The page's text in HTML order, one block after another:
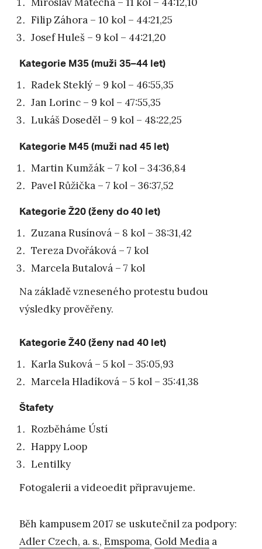
Filip Záhora – 10 kol – 44:21,25
Josef Huleš – 9 kol – 44:21,20
Kategorie M35 (muži 35–44 let)
Radek Steklý – 9 kol – 46:55,35
Jan Lorinc – 9 kol – 47:55,35
Lukáš Doseděl – 9 kol – 48:22,25
Kategorie M45 (muži nad 45 let)
Martin Kumžák – 7 kol – 34:36,84
Pavel Růžička – 7 kol – 36:37,52
Kategorie Ž20 (ženy do 40 let)
Zuzana Rusínová – 8 kol – 38:31,42
Tereza Dvořáková – 7 kol
Marcela Butalová – 7 kol
Na základě vzneseného protestu budou
výsledky prověřeny.
Kategorie Ž40 (ženy nad 40 let)
Karla Suková – 5 kol – 35:05,93
Marcela Hladíková – 5 kol – 35:41,38
Štafety
Rozběháme Ústí
Happy Loop
Lentilky
Fotogalerii a videoedit připravujeme.
Běh kampusem 2017 se uskutečnil za podpory:
Adler Czech, a. s., Emspoma, Gold Media a